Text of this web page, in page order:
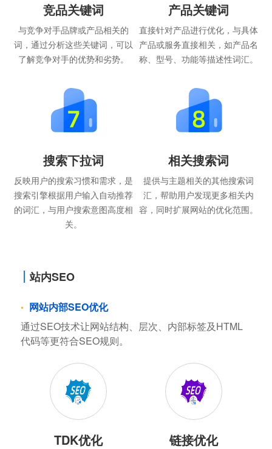
竞品关键词
与竞争对手品牌或产品相关的
词，通过分析这些关键词，可以
了解竞争对手的优势和劣势。
产品关键词
直接针对产品进行优化，与具体
产品或服务直接相关，如产品名
称、型号、功能等描述性词汇。
搜索下拉词
反映用户的搜索习惯和需求，是
搜索引擎根据用户输入自动推荐
的词汇，与用户搜索意图高度相
关。
相关搜索词
提供与主题相关的其他搜索词
汇，帮助用户发现更多相关内
容，同时扩展网站的优化范围。
站内SEO
网站内部SEO优化
通过SEO技术让网站结构、层次、内部标签及HTML
代码等更符合SEO规则。
TDK优化 链接优化